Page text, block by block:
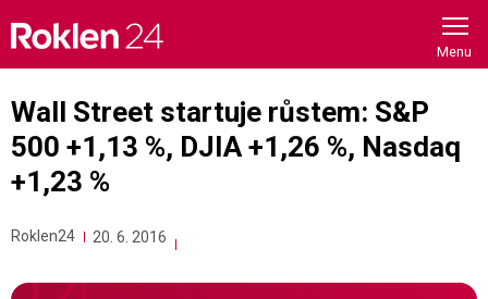
content
Wall Street startuje růstem: S&P
500 +1,13 %, DJIA +1,26 %, Nasdaq
+1,23 %
Roklen24 20. 6. 2016